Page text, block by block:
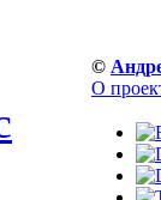
©
О